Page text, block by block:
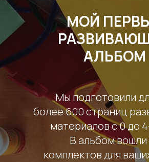
МОЙ
АЛЬБОМ
Мы подготовили
более 600 страниц
материалов с 0 до
В альбом вошли
комплектов для